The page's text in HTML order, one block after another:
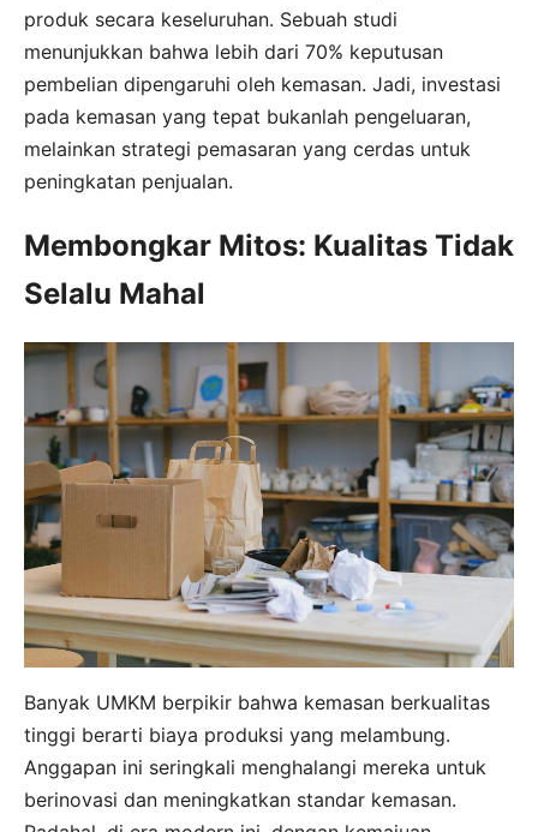
produk secara keseluruhan. Sebuah studi
menunjukkan bahwa lebih dari 70% keputusan
pembelian dipengaruhi oleh kemasan. Jadi, investasi
pada kemasan yang tepat bukanlah pengeluaran,
melainkan strategi pemasaran yang cerdas untuk
peningkatan penjualan.
Membongkar Mitos: Kualitas Tidak
Selalu Mahal
Banyak UMKM berpikir bahwa kemasan berkualitas
tinggi berarti biaya produksi yang melambung.
Anggapan ini seringkali menghalangi mereka untuk
berinovasi dan meningkatkan standar kemasan.